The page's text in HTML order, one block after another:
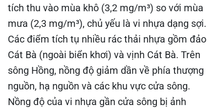
tích thu vào mùa khô (3,2 mg/m³) so với mùa
mưa (2,3 mg/m³), chủ yếu là vi nhựa dạng sợi.
Các điểm tích tụ nhiều rác thải nhựa gồm đảo
Cát Bà (ngoài biển khơi) và vịnh Cát Bà. Trên
sông Hồng, nồng độ giảm dần về phía thượng
nguồn, hạ nguồn và các khu vực cửa sông.
Nồng độ của vi nhựa gần cửa sông bị ảnh